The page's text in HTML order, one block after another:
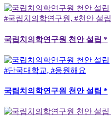
#국립치의학연구원, #천안 설립
국립치의학연구원 천안 설립 *
#단국대학교, #응원해요
국립치의학연구원 천안 설립 *